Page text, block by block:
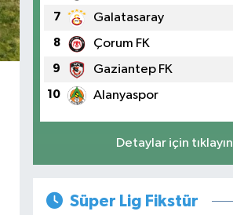
7 Galatasaray
8 Çorum FK
9 Gaziantep FK
10 Alanyaspor
Detaylar için tıklayın
Süper Lig Fikstür